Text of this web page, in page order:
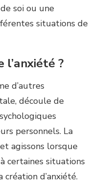
soi ou une
situations de
l’anxiété ?
d’autres
découle de
personnels. La
agissons lorsque
certaines situations
d’anxiété.